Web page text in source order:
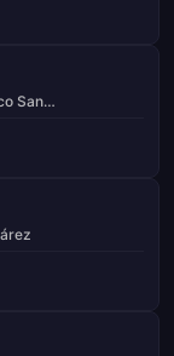
Atlético San Luis